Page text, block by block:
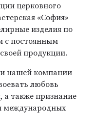
церковного
«София»
изделия по
с постоянным
продукции.
нашей компании
любовь
а также признание
международных